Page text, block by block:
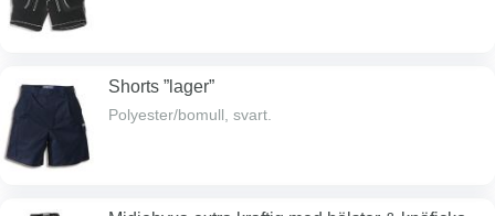
Shorts ”lager”
Polyester/bomull, svart.